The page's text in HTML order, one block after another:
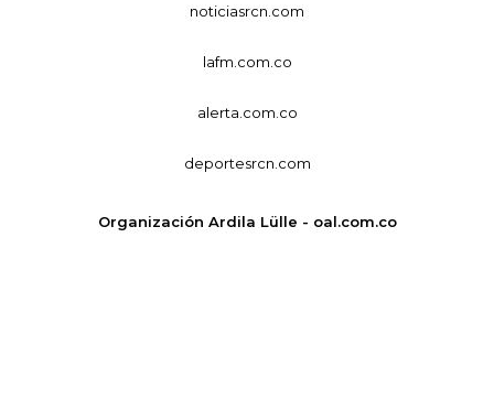
noticiasrcn.com
lafm.com.co
alerta.com.co
deportesrcn.com
Organización Ardila Lülle - oal.com.co